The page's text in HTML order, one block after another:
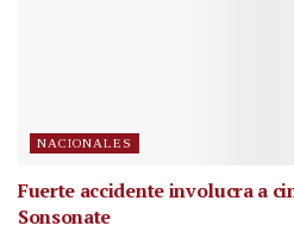
NACIONALES
Fuerte accidente involucra a
Sonsonate